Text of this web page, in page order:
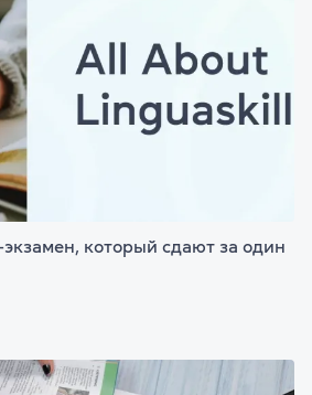
который сдают за один